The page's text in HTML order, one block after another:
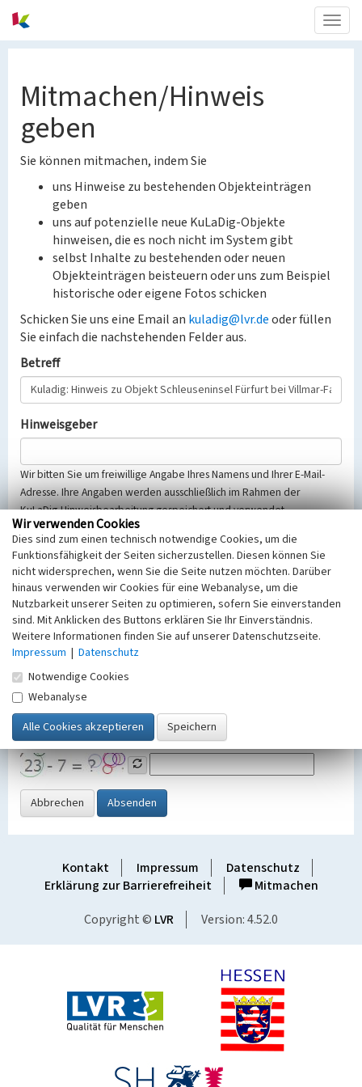
Mitmachen/Hinweis
geben
Sie können mitmachen, indem Sie
uns Hinweise zu bestehenden Objekteinträgen
geben
uns auf potenzielle neue KuLaDig-Objekte
hinweisen, die es noch nicht im System gibt
selbst Inhalte zu bestehenden oder neuen
Objekteinträgen beisteuern oder uns zum Beispiel
historische oder eigene Fotos schicken
Schicken Sie uns eine Email an kuladig@lvr.deoder füllen
Sie einfach die nachstehenden Felder aus.
Betreff
Hinweisgeber
Wir bitten Sie um freiwillige Angabe Ihres Namens und Ihrer E-Mail-
Adresse. Ihre Angaben werden ausschließlich im Rahmen der
KuLaDig-Hinweisbearbeitung gespeichert und verwendet.
Selbstverständlich werden diese entsprechend der Vorschriften des
Telemediengesetzes, des Datenschutzgesetzes NRW und der seit
dem 25.05.2018 gültigen Europäischen Datenschutzgrundverordnung
(EU-DSGVO) vertraulich behandelt, beachten Sie bitte unsere
Hinweise zumDatenschutz
Nachricht
SicherheitsabfrageTragen Sie unten das Rechenergebnis aus der
Grafik ein
Abbrechen Absenden
Kontakt Impressum
Datenschutz
Erklärung zur Barrierefreiheit
Mitmachen
Copyright © LVR Version: 4.52.0
Wir verwenden Cookies
Dies sind zum einen technisch notwendige Cookies, um die
Funktionsfähigkeit der Seiten sicherzustellen. Diesen können Sie
nicht widersprechen, wenn Sie die Seite nutzen möchten. Darüber
hinaus verwenden wir Cookies für eine Webanalyse, um die
Nutzbarkeit unserer Seiten zu optimieren, sofern Sie einverstanden
sind. Mit Anklicken des Buttons erklären Sie Ihr Einverständnis.
Weitere Informationen finden Sie auf unserer Datenschutzseite.
Impressum | Datenschutz
Notwendige Cookies
Webanalyse